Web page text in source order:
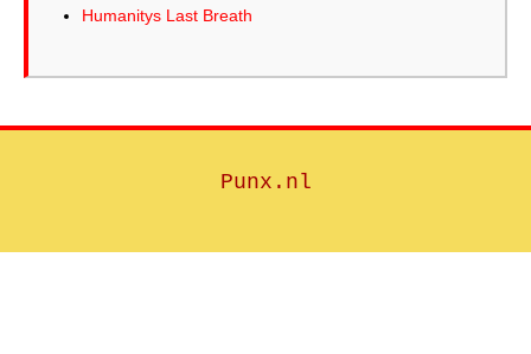
Humanitys Last Breath
Punx.nl